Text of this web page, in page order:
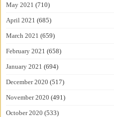
May 2021 (710)
April 2021 (685)
March 2021 (659)
February 2021 (658)
January 2021 (694)
December 2020 (517)
November 2020 (491)
October 2020 (533)